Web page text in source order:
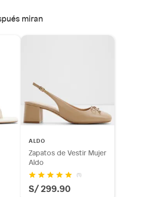
miran
ALDO
Zapatos de Vestir Mujer
Aldo
(1)
S/ 299.90